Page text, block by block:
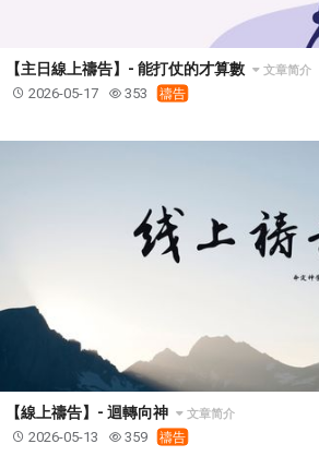
【主日線上禱告】- 能打仗的才算數 文章简介
2026-05-17 353 禱告
【線上禱告】- 迴轉向神 文章简介
2026-05-13 359 禱告